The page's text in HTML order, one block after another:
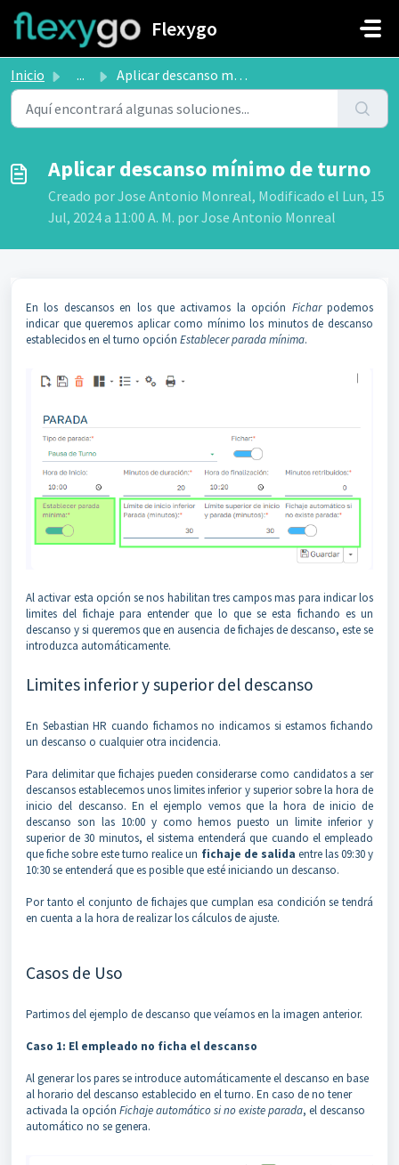
Saltar al contenido principal
Flexygo
Inicio ... Aplicar descanso mínimo de turno
Aplicar descanso mínimo de turno
Creado por Jose Antonio Monreal, Modificado el Lun, 15
Jul, 2024 a 11:00 A. M. por Jose Antonio Monreal
En los descansos en los que activamos la opción Ficharpodemos
indicar que queremos aplicar como mínimo los minutos de descanso
establecidos en el turno opción Establecer parada mínima.
Al activar esta opción se nos habilitan tres campos mas para indicar los
limites del fichaje para entender que lo que se esta fichando es un
descanso y si queremos que en ausencia de fichajes de descanso, este se
introduzca automáticamente.
Limites inferior y superior del descanso
En Sebastian HR cuando fichamos no indicamos si estamos fichando
un descanso o cualquier otra incidencia.
Para delimitar que fichajes pueden considerarse como candidatos a ser
descansos establecemos unos limites inferior y superior sobre la hora de
inicio del descanso. En el ejemplo vemos que la hora de inicio de
descanso son las 10:00 y como hemos puesto un limite inferior y
superior de 30 minutos, el sistema entenderá que cuando el empleado
que fiche sobre este turno realice un fichaje de salida entre las 09:30 y
10:30 se entenderá que es posible que esté iniciando un descanso.
Por tanto el conjunto de fichajes que cumplan esa condición se tendrá
en cuenta a la hora de realizar los cálculos de ajuste.
Casos de Uso
Partimos del ejemplo de descanso que veíamos en la imagen anterior.
Caso 1: El empleado no ficha el descanso
Al generar los pares se introduce automáticamente el descanso en base
al horario del descanso establecido en el turno. En caso de no tener
activada la opción Fichaje automático si no existe parada, el descanso
automático no se genera.